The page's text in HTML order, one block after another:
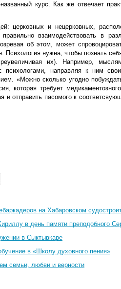
курс. Как же отвечает
церковных и нецерковных,
взаимодействовать в
об этом, может
нужна, чтобы познать
их). Например,
психологами, направляя к ним
«Можно сколько угодно
которая требует
и отправить пасомого к
на Хабаровском
в день памяти преподобного
в Сыктывкаре
в «Школу духовного пения»
семьи, любви и верности